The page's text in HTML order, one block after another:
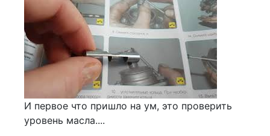
И первое что пришло на ум, это проверить
уровень масла....